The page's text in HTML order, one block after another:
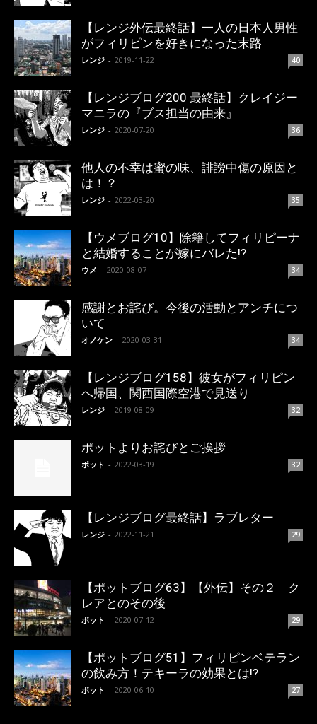
【レンジ外伝最終話】一人の日本人男性
がフィリピンを好きになった末路
レンジ - 2019-11-22 40
【レンジブログ200 最終話】クレイジー
マニラの『ブス担当の由来』
レンジ - 2020-07-20 36
他人の不幸は蜜の味、誹謗中傷の原因と
は！？
レンジ - 2022-03-20 35
【ウメブログ10】除籍してフィリピーナ
と結婚することが嫁にバレた!?
ウメ - 2020-08-07 34
感謝とお詫び。今後の活動とアンチにつ
いて
オノケン - 2020-03-31 34
【レンジブログ158】彼女がフィリピン
へ帰国、関西国際空港で見送り
レンジ - 2019-08-09 32
ポットよりお詫びとご挨拶
ポット - 2022-03-19 32
【レンジブログ最終話】ラブレター
レンジ - 2022-11-21 29
【ポットブログ63】【外伝】その２ ク
レアとのその後
ポット - 2020-07-12 29
【ポットブログ51】フィリピンベテラン
の飲み方！テキーラの効果とは!?
ポット - 2020-06-10 27